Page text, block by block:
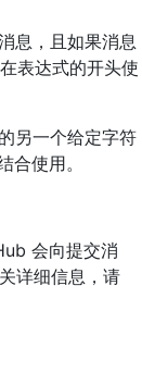
息，且如果消息
表达式的开头使
另一个给定字符
合使用。
会向提交消
详细信息，请